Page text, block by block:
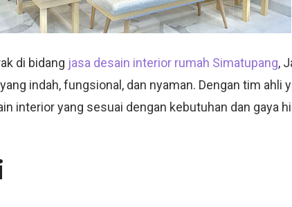
di bidang jasa desain interior rumah Simatupang,
indah, fungsional, dan nyaman. Dengan tim ahli
interior yang sesuai dengan kebutuhan dan gaya